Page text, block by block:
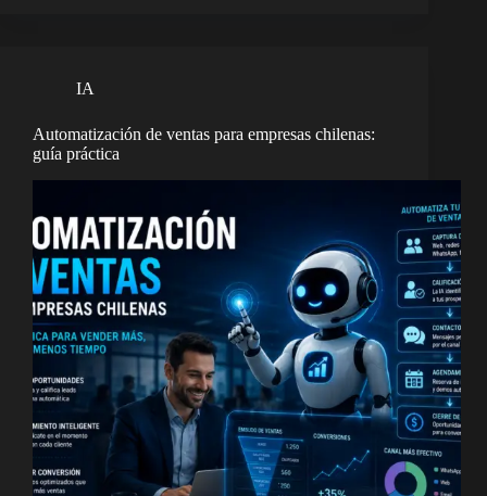
IA
Automatización de ventas para empresas chilenas:
guía práctica